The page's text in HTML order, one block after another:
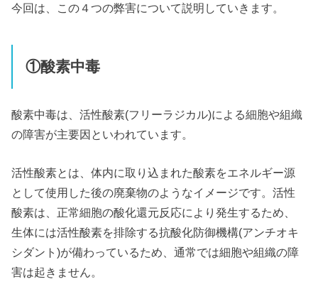
今回は、この４つの弊害について説明していきます。
①酸素中毒
酸素中毒は、活性酸素(フリーラジカル)による細胞や組織
の障害が主要因といわれています。
活性酸素とは、体内に取り込まれた酸素をエネルギー源
として使用した後の廃棄物のようなイメージです。活性
酸素は、正常細胞の酸化還元反応により発生するため、
生体には活性酸素を排除する抗酸化防御機構(アンチオキ
シダント)が備わっているため、通常では細胞や組織の障
害は起きません。